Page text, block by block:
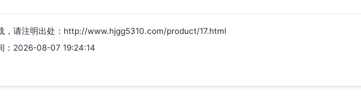
，请注明出处：http://www.hjgg5310.com/product/17.html
：2026-08-07 19:24:14